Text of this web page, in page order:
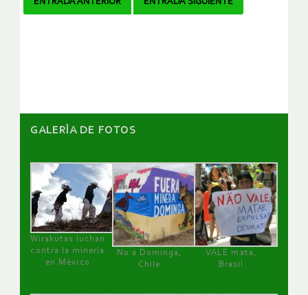
ENTRADA ANTERIOR ENTRADA SIGUIENTE
GALERÌA DE FOTOS
Wirakutas luchan
contra la minería
en México
No a Dominga,
Chile
VALE mata,
Brasil